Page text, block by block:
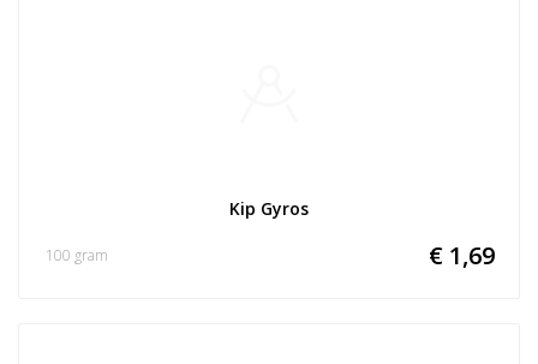
Kip Gyros
€ 1,69
100 gram